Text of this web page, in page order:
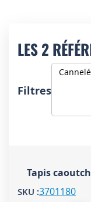
LES 2
Filtres
Tapis
3701180